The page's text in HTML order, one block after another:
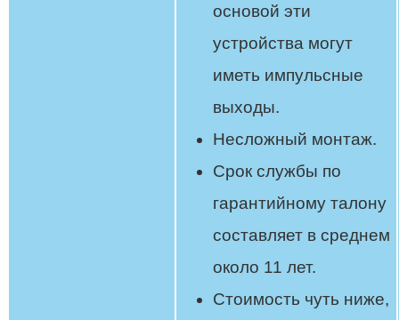
основой эти
устройства могут
иметь импульсные
выходы.
Несложный монтаж.
Срок службы по
гарантийному талону
составляет в среднем
около 11 лет.
Стоимость чуть ниже,